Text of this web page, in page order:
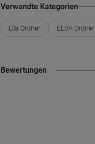
Verwandte Kategorien
Lila Ordner ELBA Ordner
Bewertungen